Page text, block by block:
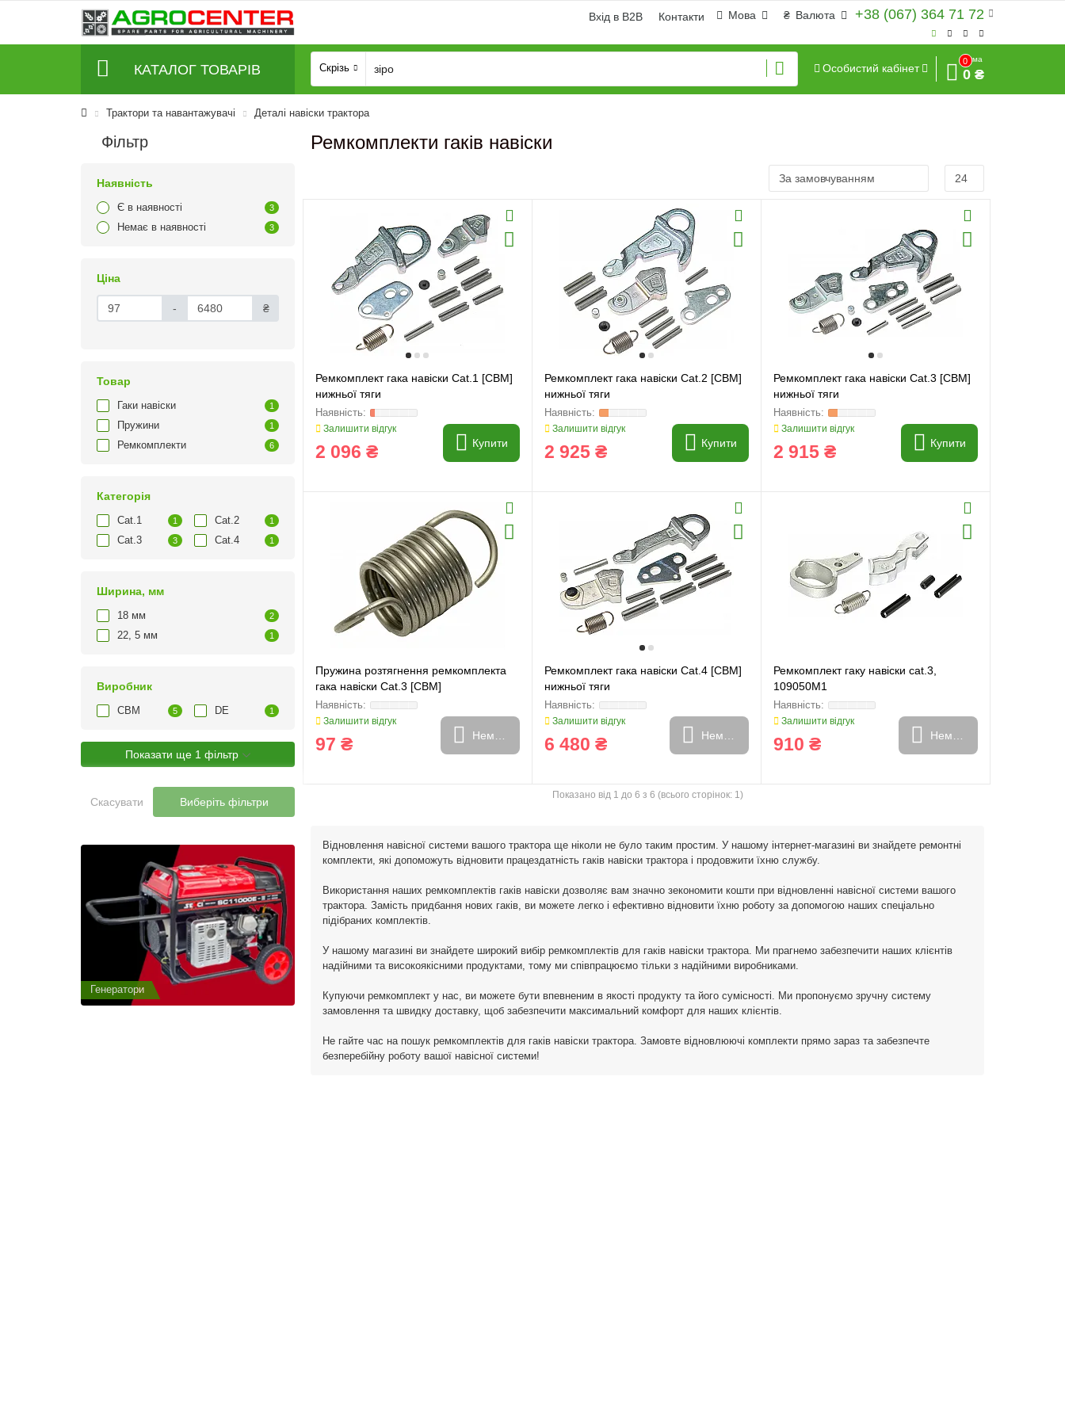
+38 (067) 364 71 72
₴ Валюта
Мова
Вхід в B2B Контакти
КАТАЛОГ ТОВАРІВ Скрізь Особистий кабінет
0
Сума
0 ₴
Трактори та навантажувачі Деталі навіски трактора
Фільтр
Наявність
Є в наявності 3
Немає в наявності 3
Ціна
- ₴
Товар
Гаки навіски 1
Пружини 1
Ремкомплекти 6
Категорія
Cat.1 1 Cat.2 1
Cat.3 3 Cat.4 1
Ширина, мм
18 мм 2
22, 5 мм 1
Виробник
CBM 5 DE 1
Показати ще 1 фільтр
Скасувати Виберіть фільтри
Генератори Генератори
Ремкомплекти гаків навіски
Ремкомплект гака навіски Cat.1 [CBM]
нижньої тяги
Залишити відгук
2 096 ₴ Купити
Ремкомплект гака навіски Cat.2 [CBM]
нижньої тяги
Залишити відгук
2 925 ₴ Купити
Ремкомплект гака навіски Cat.3 [CBM]
нижньої тяги
Залишити відгук
2 915 ₴ Купити
Пружина розтягнення ремкомплекта
гака навіски Cat.3 [CBM]
Залишити відгук
97 ₴ Немає в наявності
Ремкомплект гака навіски Cat.4 [CBM]
нижньої тяги
Залишити відгук
6 480 ₴ Немає в наявності
Ремкомплект гаку навіски cat.3,
109050M1
Залишити відгук
910 ₴ Немає в наявності
Показано від 1 до 6 з 6 (всього сторінок: 1)
Відновлення навісної системи вашого трактора ще ніколи не було таким простим. У нашому інтернет-магазині ви знайдете ремонтні
комплекти, які допоможуть відновити працездатність гаків навіски трактора і продовжити їхню службу.
Використання наших ремкомплектів гаків навіски дозволяє вам значно зекономити кошти при відновленні навісної системи вашого
трактора. Замість придбання нових гаків, ви можете легко і ефективно відновити їхню роботу за допомогою наших спеціально
підібраних комплектів.
У нашому магазині ви знайдете широкий вибір ремкомплектів для гаків навіски трактора. Ми прагнемо забезпечити наших клієнтів
надійними та високоякісними продуктами, тому ми співпрацюємо тільки з надійними виробниками.
Купуючи ремкомплект у нас, ви можете бути впевненим в якості продукту та його сумісності. Ми пропонуємо зручну систему
замовлення та швидку доставку, щоб забезпечити максимальний комфорт для наших клієнтів.
Не гайте час на пошук ремкомплектів для гаків навіски трактора. Замовте відновлюючі комплекти прямо зараз та забезпечте
безперебійну роботу вашої навісної системи!